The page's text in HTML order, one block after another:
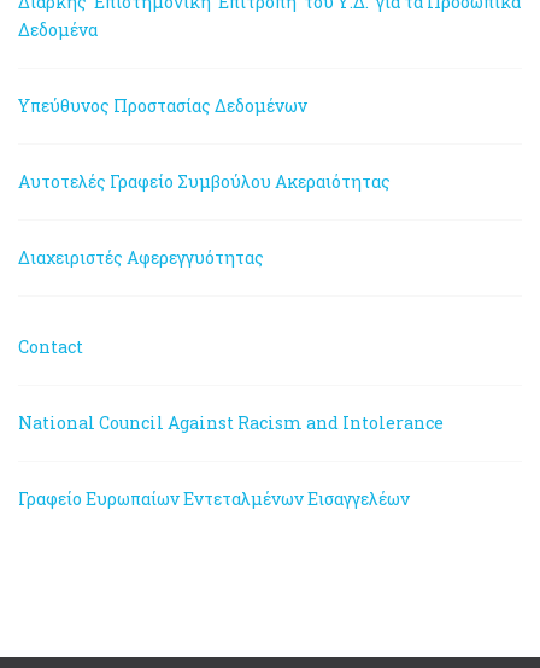
Δεδομένα
Υπεύθυνος Προστασίας Δεδομένων
Αυτοτελές Γραφείο Συμβούλου Ακεραιότητας
Διαχειριστές Αφερεγγυότητας
Contact
National Council Against Racism and Intolerance
Γραφείο Ευρωπαίων Εντεταλμένων Εισαγγελέων